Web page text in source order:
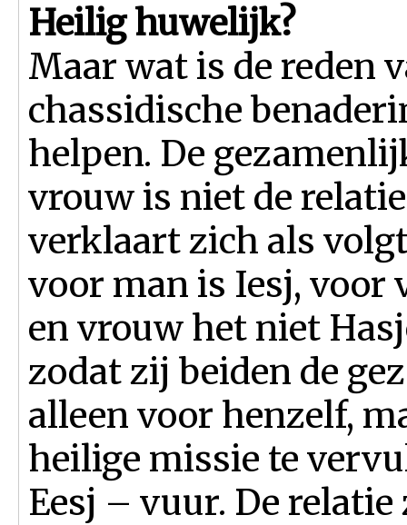
Heilig huwelijk?
Maar wat is de reden
chassidische
helpen. De
vrouw is niet de
verklaart zich als
voor man is Iesj, voor
en vrouw het niet
zodat zij beiden de
alleen voor henzelf,
heilige missie te
Eesj – vuur. De